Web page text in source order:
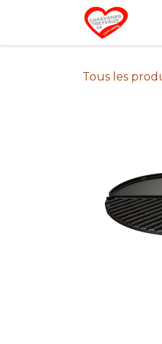
Se rendre au contenu
Tous les